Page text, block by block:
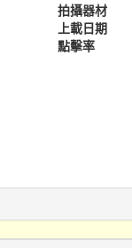
拍攝器材
上載日期
點擊率